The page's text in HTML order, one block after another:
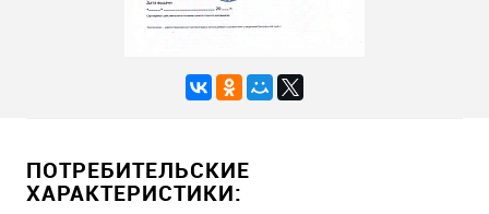
ПОТРЕБИТЕЛЬСКИЕ
ХАРАКТЕРИСТИКИ: